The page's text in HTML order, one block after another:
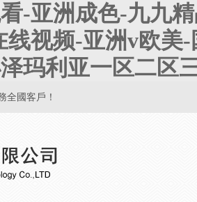
-亚洲成色-九九
视频-亚洲v欧美
玛利亚一区二区
全國客戶！